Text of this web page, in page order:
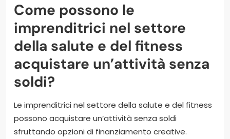
Come possono le
imprenditrici nel settore
della salute e del fitness
acquistare un’attività senza
soldi?
Le imprenditrici nel settore della salute e del fitness
possono acquistare un’attività senza soldi
sfruttando opzioni di finanziamento creative.